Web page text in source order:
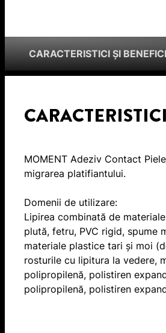
CARACTERISTICI ȘI
MOMENT Adeziv Contact
migrarea platifiantului.
Domenii de utilizare:
Lipirea combinată de
plută, fetru, PVC rigid, spume
materiale plastice tari și moi
rosturile cu lipitura la vedere,
polipropilenă, polistiren
polipropilenă, polistiren